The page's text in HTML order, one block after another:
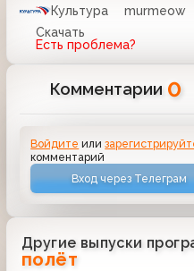
Культура murmeow
Скачать
Есть проблема?
Комментарии 0
Войдите или
комментарий
Вход через Телеграм
Другие выпуски
полёт